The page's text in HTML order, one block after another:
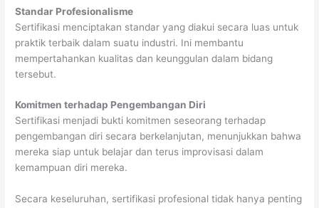
Standar Profesionalisme
Sertifikasi menciptakan standar yang diakui secara luas untuk
praktik terbaik dalam suatu industri. Ini membantu
mempertahankan kualitas dan keunggulan dalam bidang
tersebut.
Komitmen terhadap Pengembangan Diri
Sertifikasi menjadi bukti komitmen seseorang terhadap
pengembangan diri secara berkelanjutan, menunjukkan bahwa
mereka siap untuk belajar dan terus improvisasi dalam
kemampuan diri mereka.
Secara keseluruhan, sertifikasi profesional tidak hanya penting